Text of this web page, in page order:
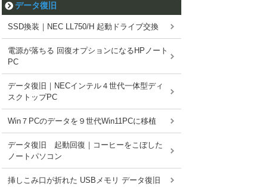
データ復旧
SSD換装｜NEC LL750/H 起動ドライブ交換
電源が落ちる 回復オプションになるHPノート
PC
データ復旧｜NECインテル４世代一体型ディ
スクトップPC
Win７PCのデータを９世代Win11PCに移植
データ復旧 起動回復｜コーヒーをこぼした
ノートパソコン
挿しこみ口が折れた USBメモリ データ復旧